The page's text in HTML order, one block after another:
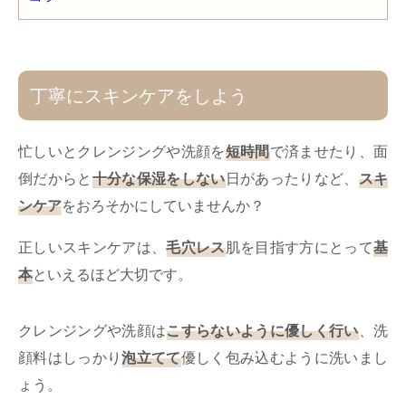
丁寧にスキンケアをしよう
忙しいとクレンジングや洗顔を短時間で済ませたり、面
倒だからと 十分な保湿をしない日があったりなど、 スキ
ンケアをおろそかにしていませんか？
正しいスキンケアは、毛穴レス肌を目指す方にとって基
本といえるほど大切です。
クレンジングや洗顔はこすらないように優しく行い、洗
顔料はしっかり泡立てて優しく包み込むように洗いまし
ょう。